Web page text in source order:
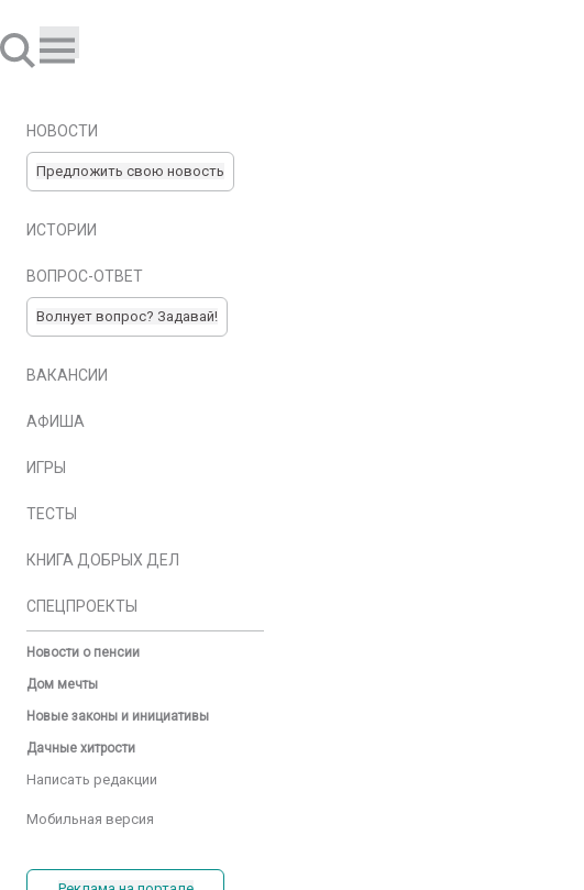
НОВОСТИ
Предложить свою новость
ИСТОРИИ
ВОПРОС-ОТВЕТ
Волнует вопрос? Задавай!
ВАКАНСИИ
АФИША
ИГРЫ
ТЕСТЫ
КНИГА ДОБРЫХ ДЕЛ
СПЕЦПРОЕКТЫ
Новости о пенсии
Дом мечты
Новые законы и инициативы
Дачные хитрости
Написать редакции
Мобильная версия